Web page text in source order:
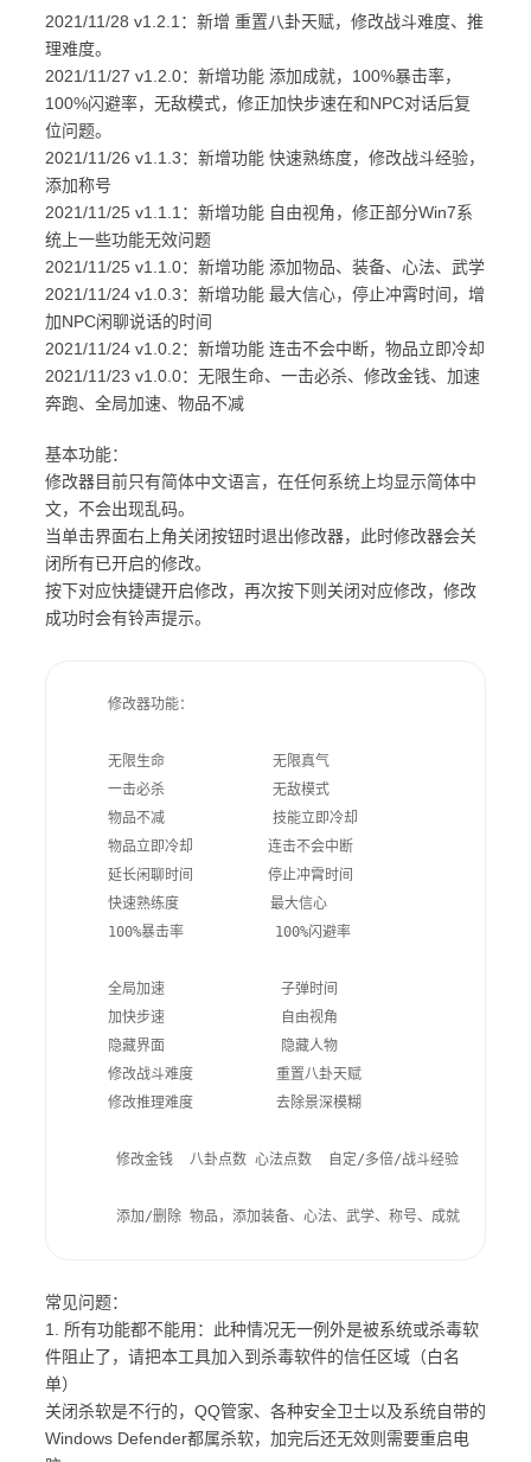
2021/11/28 v1.2.1：新增 重置八卦天赋，修改战斗难度、推
理难度。
2021/11/27 v1.2.0：新增功能 添加成就，100%暴击率，
100%闪避率，无敌模式，修正加快步速在和NPC对话后复
位问题。
2021/11/26 v1.1.3：新增功能 快速熟练度，修改战斗经验，
添加称号
2021/11/25 v1.1.1：新增功能 自由视角，修正部分Win7系
统上一些功能无效问题
2021/11/25 v1.1.0：新增功能 添加物品、装备、心法、武学
2021/11/24 v1.0.3：新增功能 最大信心，停止冲霄时间，增
加NPC闲聊说话的时间
2021/11/24 v1.0.2：新增功能 连击不会中断，物品立即冷却
2021/11/23 v1.0.0：无限生命、一击必杀、修改金钱、加速
奔跑、全局加速、物品不减
基本功能：
修改器目前只有简体中文语言，在任何系统上均显示简体中
文，不会出现乱码。
当单击界面右上角关闭按钮时退出修改器，此时修改器会关
闭所有已开启的修改。
按下对应快捷键开启修改，再次按下则关闭对应修改，修改
成功时会有铃声提示。
    修改器功能：
    无限生命             无限真气
    一击‎必杀             无敌模式
    物品不减             技能立即冷却
    物品立即冷却         连击不会中断
    延长闲聊时间         停止冲霄时间
    快速熟练度           最大信心
    100%暴击率           100%闪避率
    全局加速              子弹时间
    加快步速              自由视角
    隐藏界面              隐藏人物
    修改战斗难度          重置八卦天赋
    修改推理难度          去除景深模糊
     修改金钱  八卦点数 心法点数  自定/多倍/战斗经验
常见问题：
1. 所有功能都不能用：此种情况无一例外是被系统或杀毒软
件阻止了，请把本工具加入到杀毒软件的信任区域（白名
单）
关闭杀软是不行的，QQ管家、各种安全卫士以及系统自带的
Windows Defender都属杀软，加完后还无效则需要重启电